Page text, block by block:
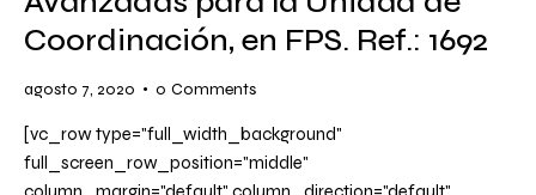
Coordinación, en FPS. Ref.: 1692
agosto 7, 2020 0 Comments
[vc_row type="full_width_background"
full_screen_row_position="middle"